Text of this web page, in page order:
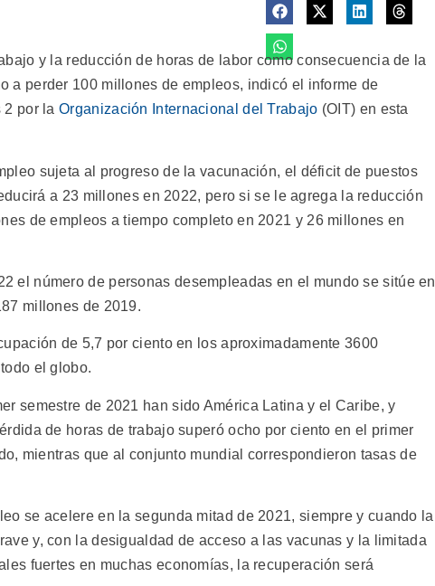
y la reducción de horas de labor como consecuencia de la
a perder 100 millones de empleos, indicó el informe de
2 por laOrganización Internacional del Trabajo (OIT) en esta
sujeta al progreso de la vacunación, el déficit de puestos
a 23 millones en 2022, pero si se le agrega la reducción
de empleos a tiempo completo en 2021 y 26 millones en
el número de personas desempleadas en el mundo se sitúe en
millones de 2019.
de 5,7 por ciento en los aproximadamente 3600
el globo.
semestre de 2021 han sido América Latina y el Caribe, y
de horas de trabajo superó ocho por ciento en el primer
mientras que al conjunto mundial correspondieron tasas de
se acelere en la segunda mitad de 2021, siempre y cuando la
y, con la desigualdad de acceso a las vacunas y la limitada
fuertes en muchas economías, la recuperación será